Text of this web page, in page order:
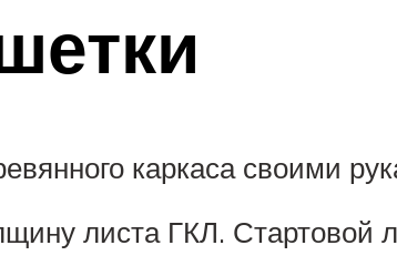
каркаса своими
листа ГКЛ. Стартовой